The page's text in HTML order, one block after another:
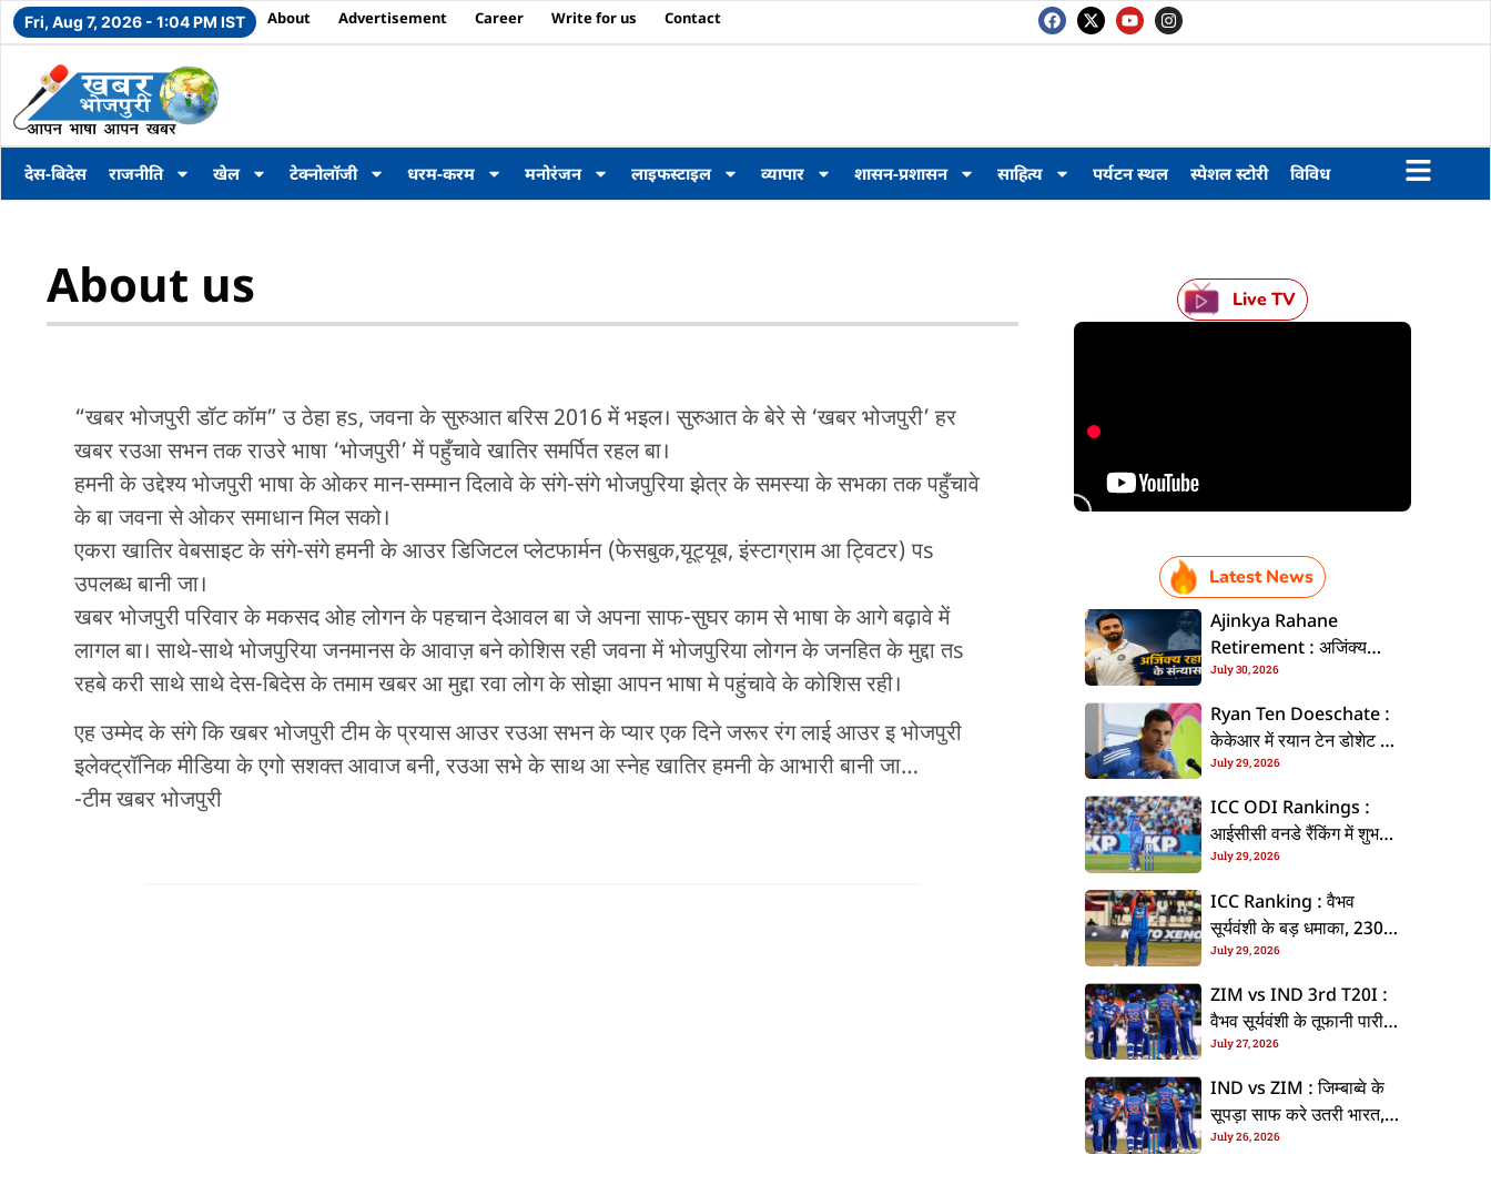
Fri, Aug 7, 2026 - 1:04 PM IST About Advertisement Career Write for us Contact
देस-बिदेस राजनीति खेल टेक्नोलॉजी धरम-करम मनोरंजन लाइफस्टाइल व्यापार शासन-प्रशासन साहित्य पर्यटन स्थल स्पेशल स्टोरी विविध
About us
“खबर भोजपुरी डॉट कॉम” उ ठेहा हs, जवना के सुरुआत बरिस 2016 में भइल। सुरुआत के बेरे से ‘खबर भोजपुरी’ हर
खबर रउआ सभन तक राउरे भाषा ‘भोजपुरी’ में पहुँचावे खातिर समर्पित रहल बा।
हमनी के उद्देश्य भोजपुरी भाषा के ओकर मान-सम्मान दिलावे के संगे-संगे भोजपुरिया झेत्र के समस्या के सभका तक पहुँचावे
के बा जवना से ओकर समाधान मिल सको।
एकरा खातिर वेबसाइट के संगे-संगे हमनी के आउर डिजिटल प्लेटफार्मन (फेसबुक,यूट्यूब, इंस्टाग्राम आ ट्विटर) पs
उपलब्ध बानी जा।
खबर भोजपुरी परिवार के मकसद ओह लोगन के पहचान देआवल बा जे अपना साफ-सुघर काम से भाषा के आगे बढ़ावे में
लागल बा। साथे-साथे भोजपुरिया जनमानस के आवाज़ बने कोशिस रही जवना में भोजपुरिया लोगन के जनहित के मुद्दा तs
रहबे करी साथे साथे देस-बिदेस के तमाम खबर आ मुद्दा रवा लोग के सोझा आपन भाषा मे पहुंचावे के कोशिस रही।
एह उम्मेद के संगे कि खबर भोजपुरी टीम के प्रयास आउर रउआ सभन के प्यार एक दिने जरूर रंग लाई आउर इ भोजपुरी
इलेक्ट्रॉनिक मीडिया के एगो सशक्त आवाज बनी, रउआ सभे के साथ आ स्नेह खातिर हमनी के आभारी बानी जा…
-टीम खबर भोजपुरी
Live TV
Latest News
Ajinkya Rahane
Retirement : अजिंक्य
रहाणे इंटरनेशनल क्रिकेट से
ललें संन्यास, सोशल मीडिया
पs पोस्ट कs के कइलें एलान
July 30, 2026
Ryan Ten Doeschate :
केकेआर में रयान टेन डोशेट के
वापसी, हेड ऑफ क्रिकेट
स्ट्रेटजी के जिम्मेदारी संभरिहें
July 29, 2026
ICC ODI Rankings :
आईसीसी वनडे रैंकिंग में शुभमन
गिल बनलें नंबर-1, टॉप-5 में
भारत के तीन बल्लेबाज
July 29, 2026
ICC Ranking : वैभव
सूर्यवंशी के बड़ धमाका, 230
स्थान के छलांग लगा के पहुंचलें
48वां नंबर पs
July 29, 2026
ZIM vs IND 3rd T20I :
वैभव सूर्यवंशी के तूफानी पारी
से भारत के सीरीज पs क्लीन
स्वीप, जिम्बाब्वे 35 रन से
July 27, 2026
IND vs ZIM : जिम्बाब्वे के
सूपड़ा साफ करे उतरी भारत,
रिंकू सिंह के जगह सूर्यांश शेडगे
July 26, 2026